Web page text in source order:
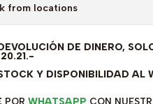
from locations
DE DINERO,
Y DISPONIBILIDAD AL
POR WHATSAPP CON